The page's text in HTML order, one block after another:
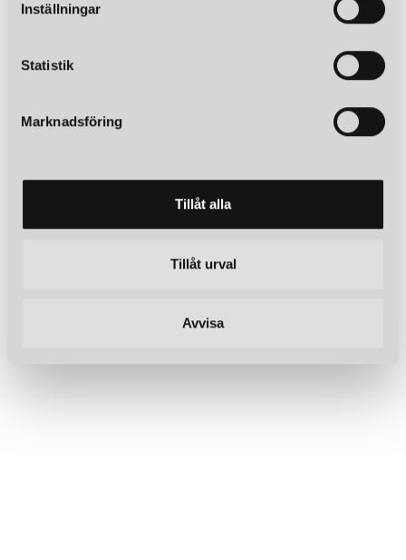
Inställningar
Statistik
Marknadsföring
Tillåt alla
Tillåt urval
Avvisa